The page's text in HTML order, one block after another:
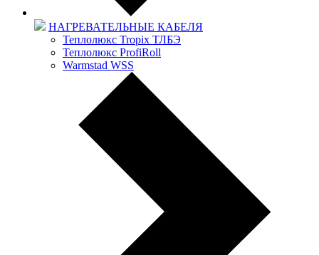
НАГРЕВАТЕЛЬНЫЕ КАБЕЛЯ
Теплолюкс Tropix ТЛБЭ
Теплолюкс ProfiRoll
Warmstad WSS